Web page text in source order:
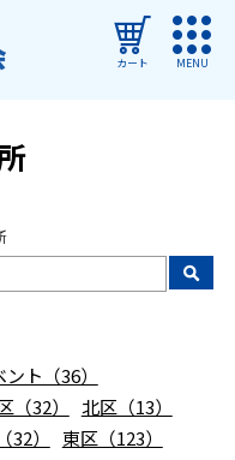
カート MENU
ト（36）
（32）
北区（13）
32）
東区（123）